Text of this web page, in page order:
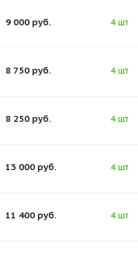
9 000 руб. 4 шт
8 750 руб. 4 шт
8 250 руб. 4 шт
13 000 руб. 4 шт
11 400 руб. 4 шт